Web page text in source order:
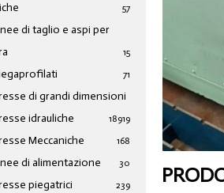
57
di taglio e aspi per
15
71
di grandi dimensioni
19
idrauliche 189
Meccaniche 168
di alimentazione 30
piegatrici 239